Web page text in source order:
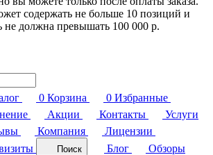
содержать не больше 10 позиций и
не должна превышать 100 000 р.
0 Корзина 0 Избранные
Акции Контакты
Услуги
Компания
Лицензии
Поиск Блог
Обзоры